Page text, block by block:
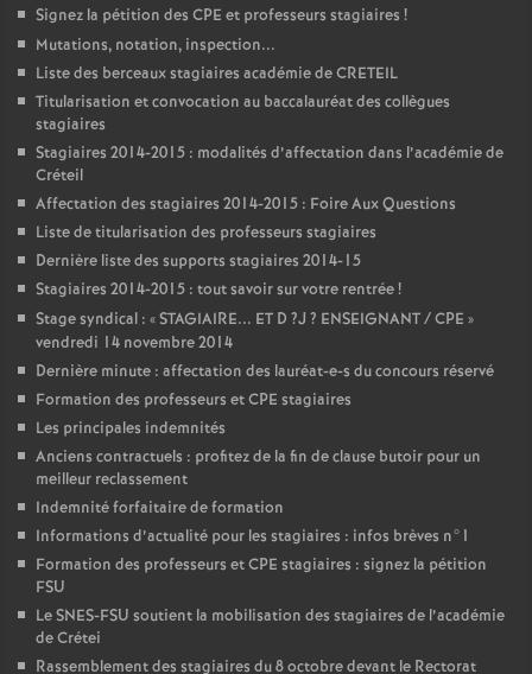
Signez la pétition des CPE et professeurs stagiaires !
Mutations, notation, inspection...
Liste des berceaux stagiaires académie deCRETEIL
Titularisation et convocation au baccalauréat des collègues
stagiaires
Stagiaires 2014-2015 : modalités d’affectation dans l’académie de
Créteil
Affectation des stagiaires 2014-2015 : Foire Aux Questions
Liste de titularisation des professeurs stagiaires
Dernière liste des supports stagiaires 2014-15
Stagiaires 2014-2015 : tout savoir sur votre rentrée!
Stage syndical : «STAGIAIRE... ET D ?J ? ENSEIGNANT/CPE »
vendredi 14 novembre 2014
Dernière minute : affectation des lauréat-e-s du concours réservé
Formation des professeurs etCPE stagiaires
Les principales indemnités
Anciens contractuels : profitez de la fin de clause butoir pour un
meilleur reclassement
Indemnité forfaitaire de formation
Informations d’actualité pour les stagiaires : infos brèves n°1
Formation des professeurs etCPE stagiaires : signez la pétition
FSU
LeSNES-FSU soutient la mobilisation des stagiaires de l’académie
de Crétei
Rassemblement des stagiaires du 8 octobre devant le Rectorat